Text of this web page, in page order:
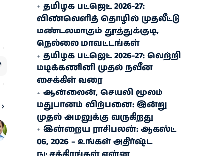
தமிழக பட்ஜெட் 2026-27:
விண்வெளித் தொழில் முதலீட்டு
மண்டலமாகும் தூத்துக்குடி,
நெல்லை மாவட்டங்கள்
தமிழக பட்ஜெட் 2026-27: வெற்றி
மடிக்கணினி முதல் நவீன
சைக்கிள் வரை
ஆன்லைன், செயலி மூலம்
மதுபானம் விற்பனை: இன்று
முதல் அமலுக்கு வருகிறது
இன்றைய ராசிபலன்: ஆகஸ்ட்
06, 2026 – உங்கள் அதிர்ஷ்ட